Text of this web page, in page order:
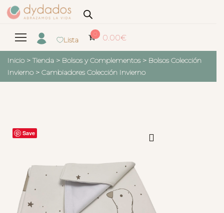
Lista
0 0.00€
Inicio > Tienda > Bolsos y Complementos > Bolsos Colección
Invierno > Cambiadores Colección Invierno
Save